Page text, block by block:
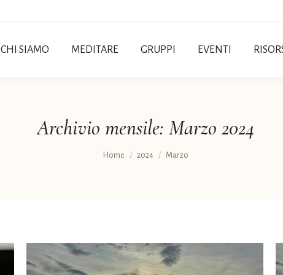
CHI SIAMO MEDITARE GRUPPI EVENTI
Archivio mensile: Marzo 2024
Tu sei qui:
Home 2024 Marzo